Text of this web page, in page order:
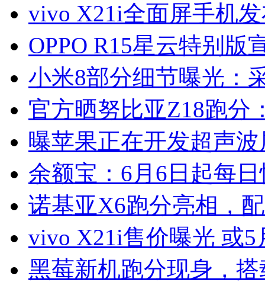
vivo X21i全面屏手机
OPPO R15星云特别版
小米8部分细节曝光：
官方晒努比亚Z18跑分
曝苹果正在开发超声
余额宝：6月6日起每
诺基亚X6跑分亮相，
vivo X21i售价曝光 或5
黑莓新机跑分现身，搭